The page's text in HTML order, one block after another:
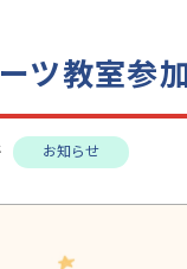
ツ教室
お知らせ